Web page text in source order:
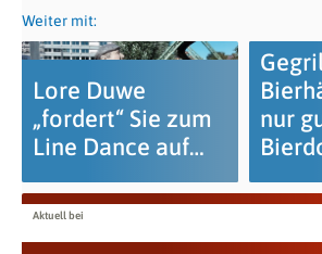
Weiter mit:
Lore Duwe
„fordert“ Sie zum
Line Dance auf…
nur
Aktuell bei